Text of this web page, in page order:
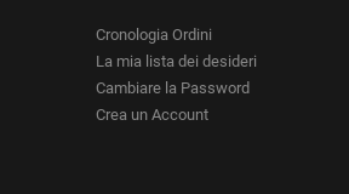
Cronologia Ordini
La mia lista dei desideri
Cambiare la Password
Crea un Account